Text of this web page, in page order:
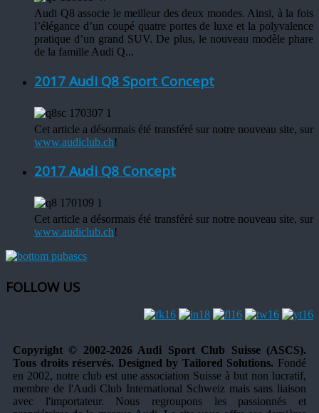
Audi Q8 associe le meilleur des deux mondes. Ainsi, à la fois
l’élégance d’un coupé quatre portes de luxe et la polyvalence
pratique d’un grand SUV. De plus, le nouveau modèle phare
de la famille Audi Q...
2017 Audi Q8 Sport Concept
Cet article a désormais été transféré sur notre nouveau site, sur
www.audiclub.ch!
2017 Audi Q8 Concept
Cet article a désormais été transféré sur notre nouveau site, sur
www.audiclub.ch!
FOLLOW US
Copyright © 2002-2026 Audi Sport Club Suisse (ASCS).
Tous droits réservés. Designed by Tailored Solutions. Fondé
en 2002, notre club est une association Suisse à but non lucratif,
membre de l'Audi Club International Schweiz mais sans liaison
avec l'importateur. Nous regroupons les passionnés et